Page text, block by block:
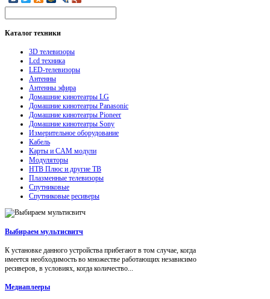
Каталогтехники
3D телевизоры
Lcd техника
LED-телевизоры
Антенны
Антенны эфира
Домашние кинотеатры LG
Домашние кинотеатры Panasonic
Домашние кинотеатры Pioneer
Домашние кинотеатры Sony
Измерительное оборудование
Кабель
Карты и CAM модули
Модуляторы
НТВ Плюс и другие ТВ
Плазменные телевизоры
Спутниковые
Спутниковые ресиверы
Выбираем мультисвитч
К установке данного устройства прибегают в том случае, когда
имеется необходимость во множестве работающих независимо
ресиверов, в условиях, когда количество...
Медиаплееры